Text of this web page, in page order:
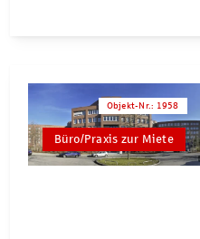
Büro/Praxis zur Miete
Objekt-Nr.: 1958